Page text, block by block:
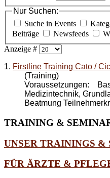
Nur Suchen:
Suche in Events
Beiträge
Newsfeeds
Anzeige #
1. Firstline Training Cato /
(Training)
Voraussetzungen:
Medizintechnik,
Beatmung
TRAINING &
UNSER TRAININGS
FÜR ÄRZTE &